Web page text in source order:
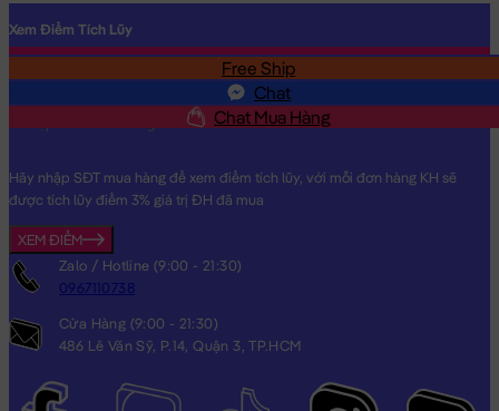
Free Ship
Chat
Chat Mua Hàng
Xem Điểm Tích Lũy
Hãy nhập SĐT mua hàng để xem điểm tích lũy, với mỗi đơn hàng KH sẽ
được tích lũy điểm 3% giá trị ĐH đã mua
XEM ĐIỂM
Zalo / Hotline (9:00 - 21:30)
0967110738
Cửa Hàng (9:00 - 21:30)
486 Lê Văn Sỹ, P.14, Quận 3, TP.HCM